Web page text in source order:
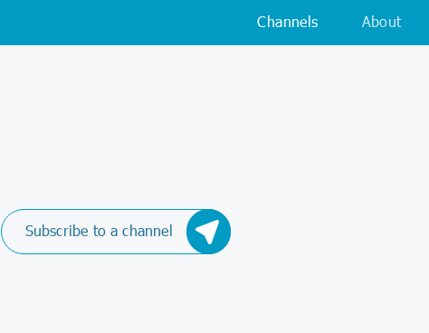
Channels About
Subscribe to a channel